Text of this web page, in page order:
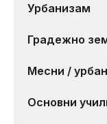
Урбанизам
Градежно
Месни /
Основни